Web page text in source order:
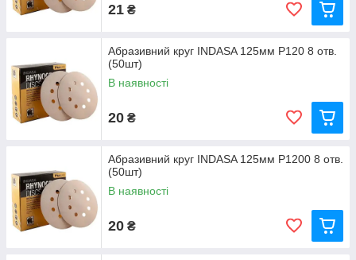
21 ₴
Абразивний круг INDASA 125мм P120 8 отв.
(50шт)
В наявності
20 ₴
Абразивний круг INDASA 125мм P1200 8 отв.
(50шт)
В наявності
20 ₴